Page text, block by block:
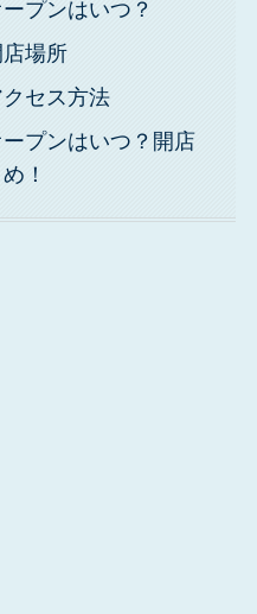
プンはいつ？
場所
セス方法
プンはいつ？開店
！